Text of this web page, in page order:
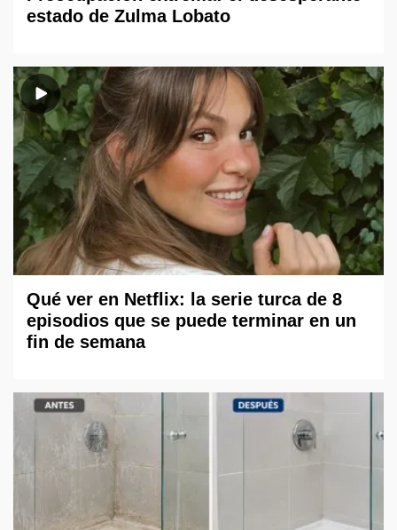
estado de Zulma Lobato
Qué ver en Netflix: la serie turca de 8
episodios que se puede terminar en un
fin de semana